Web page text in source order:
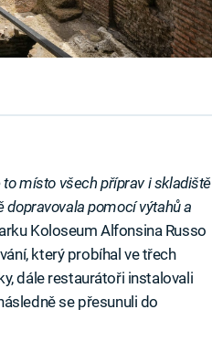
to místo všech příprav i skladiště
dopravovala pomocí výtahů a
Koloseum Alfonsina Russo
který probíhal ve třech
dále restaurátoři instalovali
se přesunuli do